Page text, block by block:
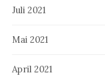
Juli 2021
Mai 2021
April 2021